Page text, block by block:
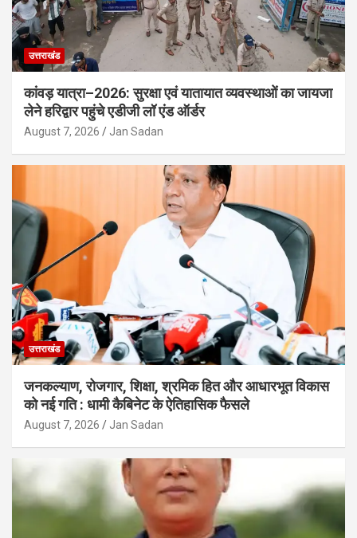
उत्तराखंड
कांवड़ यात्रा–2026: सुरक्षा एवं यातायात व्यवस्थाओं का जायजा
लेने हरिद्वार पहुंचे एडीजी लॉ एंड ऑर्डर
August 7, 2026 Jan Sadan
उत्तराखंड
जनकल्याण, रोजगार, शिक्षा, श्रमिक हित और आधारभूत विकास
को नई गति : धामी कैबिनेट के ऐतिहासिक फैसले
August 7, 2026 Jan Sadan